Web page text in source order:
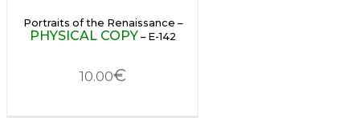
Portraits of the Renaissance –
PHYSICAL COPY – E-142
10.00€